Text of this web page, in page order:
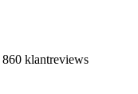
860 klantreviews